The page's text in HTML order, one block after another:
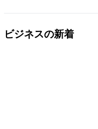
ビジネスの新着